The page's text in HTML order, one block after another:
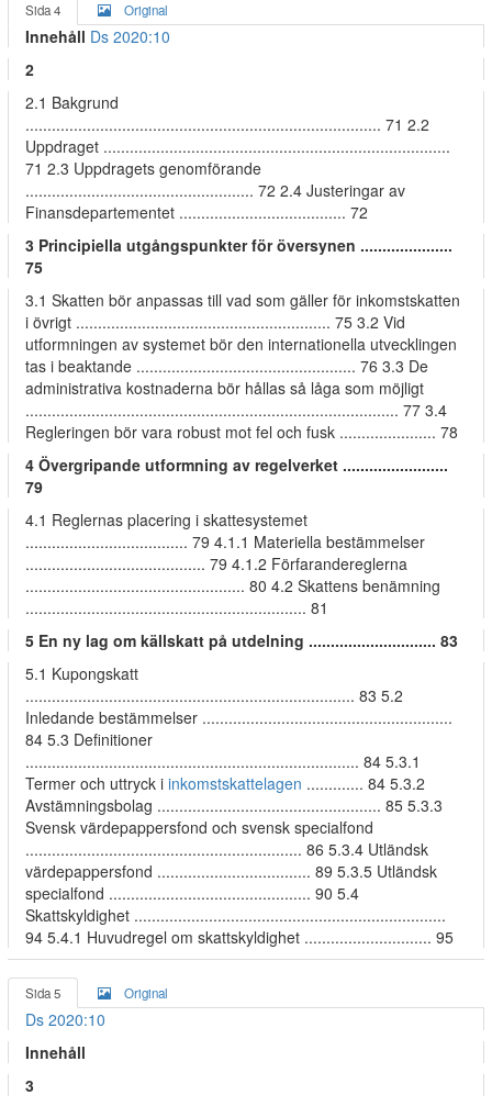
Sida 4 Original
Innehåll Ds 2020:10
2
2.1 Bakgrund
................................................................................. 71 2.2
Uppdraget ...............................................................................
71 2.3 Uppdragets genomförande
.................................................... 72 2.4 Justeringar av
Finansdepartementet ...................................... 72
3 Principiella utgångspunkter för översynen .....................
75
3.1 Skatten bör anpassas till vad som gäller för inkomstskatten
i övrigt .......................................................... 75 3.2 Vid
utformningen av systemet bör den internationella utvecklingen
tas i beaktande .................................................. 76 3.3 De
administrativa kostnaderna bör hållas så låga som möjligt
..................................................................................... 77 3.4
Regleringen bör vara robust mot fel och fusk ...................... 78
4 Övergripande utformning av regelverket ........................
79
4.1 Reglernas placering i skattesystemet
..................................... 79 4.1.1 Materiella bestämmelser
......................................... 79 4.1.2 Förfarandereglerna
.................................................. 80 4.2 Skattens benämning
................................................................ 81
5 En ny lag om källskatt på utdelning ............................. 83
5.1 Kupongskatt
........................................................................... 83 5.2
Inledande bestämmelser .........................................................
84 5.3 Definitioner
............................................................................ 84 5.3.1
Termer och uttryck i inkomstskattelagen ............. 84 5.3.2
Avstämningsbolag ................................................... 85 5.3.3
Svensk värdepappersfond och svensk specialfond
............................................................... 86 5.3.4 Utländsk
värdepappersfond ................................... 89 5.3.5 Utländsk
specialfond .............................................. 90 5.4
Skattskyldighet .......................................................................
94 5.4.1 Huvudregel om skattskyldighet ............................. 95
Sida 5 Original
Ds 2020:10
Innehåll
3